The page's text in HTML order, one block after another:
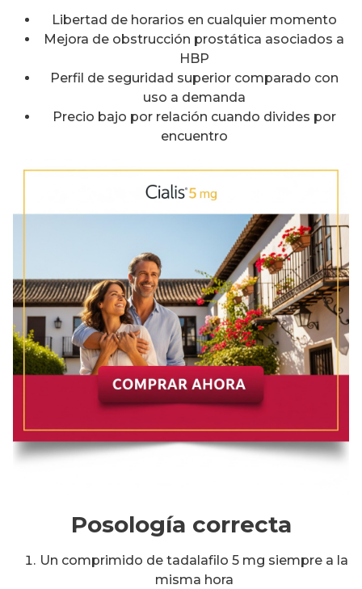
Libertad de horarios en cualquier momento
Mejora de obstrucción prostática asociados a
HBP
Perfil de seguridad superior comparado con
uso a demanda
Precio bajo por relación cuando divides por
encuentro
Posología correcta
Un comprimido de tadalafilo 5 mg siempre a la
misma hora